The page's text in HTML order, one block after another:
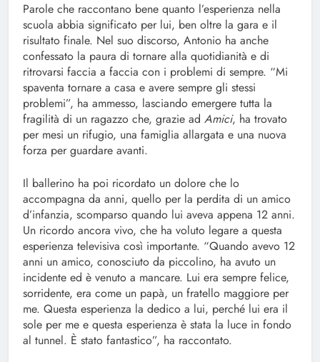
Parole che raccontano bene quanto l’esperienza nella
scuola abbia significato per lui, ben oltre la gara e il
risultato finale. Nel suo discorso, Antonio ha anche
confessato la paura di tornare alla quotidianità e di
ritrovarsi faccia a faccia con i problemi di sempre. “Mi
spaventa tornare a casa e avere sempre gli stessi
problemi”, ha ammesso, lasciando emergere tutta la
fragilità di un ragazzo che, grazie ad Amici, ha trovato
per mesi un rifugio, una famiglia allargata e una nuova
forza per guardare avanti.
Il ballerino ha poi ricordato un dolore che lo
accompagna da anni, quello per la perdita di un amico
d’infanzia, scomparso quando lui aveva appena 12 anni.
Un ricordo ancora vivo, che ha voluto legare a questa
esperienza televisiva così importante. “Quando avevo 12
anni un amico, conosciuto da piccolino, ha avuto un
incidente ed è venuto a mancare. Lui era sempre felice,
sorridente, era come un papà, un fratello maggiore per
me. Questa esperienza la dedico a lui, perché lui era il
sole per me e questa esperienza è stata la luce in fondo
al tunnel. È stato fantastico”, ha raccontato.